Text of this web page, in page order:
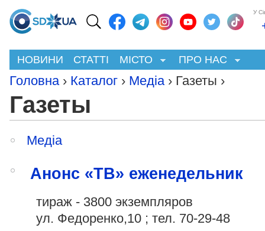
У
НОВИНИ СТАТТІ МІСТО ПРО НАС
Головна › Каталог › Медіа › Газеты ›
Газеты
Медіа
Анонс «ТВ» еженедельник
тираж - 3800 экземпляров
ул. Федоренко,10 ; тел. 70-29-48